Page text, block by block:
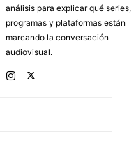
análisis para explicar qué series,
programas y plataformas están
marcando la conversación
audiovisual.